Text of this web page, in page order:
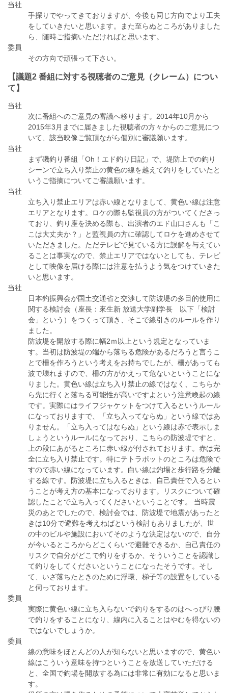
当社
手探りでやってきておりますが、今後も同じ方向でより工夫
をしていきたいと思います。また至らぬところがありました
ら、随時ご指摘いただければと思います。
委員
その方向で頑張って下さい。
【議題2 番組に対する視聴者のご意見（クレーム）につい
て】
当社
次に番組へのご意見の審議へ移ります。2014年10月から
2015年3月までに届きました視聴者の方々からのご意見につ
いて、該当映像ご覧頂ながら個別に審議願います。
当社
まず磯釣り番組「Oh！エド釣り日記」で、堤防上での釣り
シーンで立ち入り禁止の黄色の線を越えて釣りをしていたと
いうご指摘についてご審議願います。
当社
立ち入り禁止エリアは赤い線となりまして、黄色い線は注意
エリアとなります。ロケの際も監視員の方がついてくださっ
ており、釣り座を決める際も、出演者のエド山口さんも「こ
こは大丈夫か？」と監視員の方に確認してロケを進めさせて
いただきました。ただテレビで見ている方に誤解を与えてい
ることは事実なので、禁止エリアではないとしても、テレビ
として映像を届ける際には注意を払うよう気をつけていきた
いと思います。
当社
日本釣振興会が国土交通省と交渉して防波堤の多目的使用に
関する検討会（座長：來生新 放送大学副学長 以下「検討
会」という）をつくって頂き、そこで線引きのルールを作り
ました。
防波堤を開放する際に幅2ｍ以上という規定となっていま
す。当初は防波堤の端から落ちる危険があるだろうと言うこ
とで柵を作ろうという考えをお持ちでしたが、柵があっても
波で壊れますので、柵の方がかえって危ないということにな
りました。黄色い線は立ち入り禁止の線ではなく、こちらか
ら先に行くと落ちる可能性が高いですよという注意喚起の線
です。実際にはライフジャケットをつけて入るというルール
になっておりますで、「立ち入ってならぬ」という線ではあ
りません。「立ち入ってはならぬ」という線は赤で表示しま
しょうというルールになっており、こちらの防波堤ですと、
上の段にあがるところに赤い線が付されております。赤は完
全に立ち入り禁止です。特にテトラポットのところは危険で
すので赤い線になっています。白い線は釣場と歩行路を分離
する線です。防波堤に立ち入るときは、自己責任で入るとい
うことが考え方の基本になっております。リスクについて確
認したことで立ち入ってくださいということです。 当時震
災のあとでしたので、検討会では、防波堤で地震があったと
きは10分で避難を考えねばという検討もありましたが、世
の中のビルや施設においてそのような決定はないので、自分
が今いるところからどこくらいで避難できるか、自己責任の
リスクで自分がどこで釣りをするか、そういうことを認識し
て釣りをしてくださいということになったそうです。そし
て、いざ落ちたときのために浮環、梯子等の設置をしている
と伺っております。
委員
実際に黄色い線に立ち入らないで釣りをするのはへっぴり腰
で釣りをすることになり、線内に入ることはやむを得ないの
ではないでしょうか。
委員
線の意味をほとんどの人が知らないと思いますので、黄色い
線はこういう意味を持つということを放送していただける
と、全国で釣場を開放する為には非常に有効になると思いま
す。